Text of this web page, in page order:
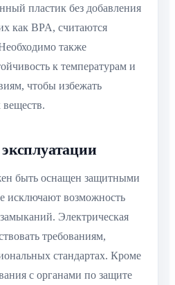
пластик без добавления
как BPA, считаются
также
к температурам и
чтобы избежать
быть оснащен защитными
исключают возможность
Электрическая
требованиям,
стандартах. Кроме
с органами по защите